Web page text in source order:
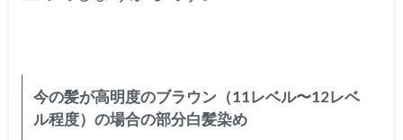
今の髪が高明度のブラウン（11レベル〜12レベ
ル程度）の場合の部分白髪染め